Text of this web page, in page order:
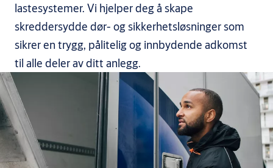
lastesystemer. Vi hjelper deg å skape
skreddersydde dør- og sikkerhetsløsninger som
sikrer en trygg, pålitelig og innbydende adkomst
til alle deler av ditt anlegg.